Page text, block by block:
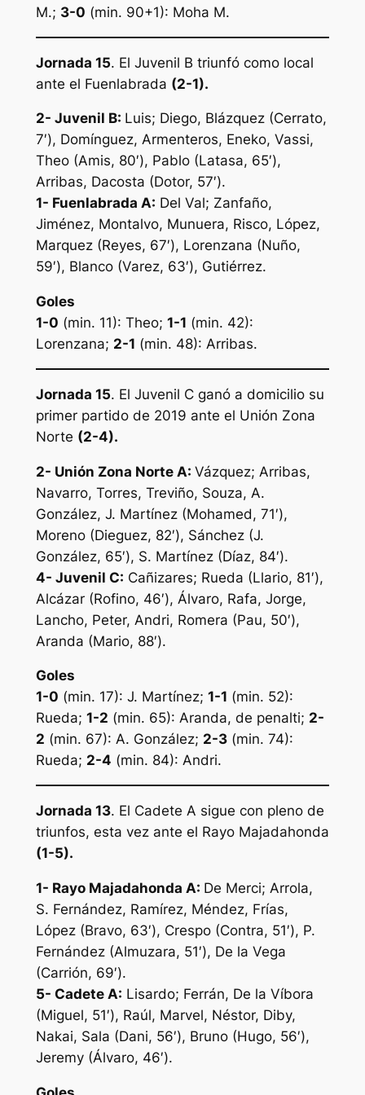
M.; 3-0 (min. 90+1): Moha M.
Jornada 15. El Juvenil B triunfó como local
ante el Fuenlabrada (2-1).
2- Juvenil B: Luis; Diego, Blázquez (Cerrato,
7′), Domínguez, Armenteros, Eneko, Vassi,
Theo (Amis, 80′), Pablo (Latasa, 65′),
Arribas, Dacosta (Dotor, 57′).
1- Fuenlabrada A: Del Val; Zanfaño,
Jiménez, Montalvo, Munuera, Risco, López,
Marquez (Reyes, 67′), Lorenzana (Nuño,
59′), Blanco (Varez, 63′), Gutiérrez.
Goles
1-0 (min. 11): Theo; 1-1 (min. 42):
Lorenzana; 2-1 (min. 48): Arribas.
Jornada 15. El Juvenil C ganó a domicilio su
primer partido de 2019 ante el Unión Zona
Norte (2-4).
2- Unión Zona Norte A: Vázquez; Arribas,
Navarro, Torres, Treviño, Souza, A.
González, J. Martínez (Mohamed, 71′),
Moreno (Dieguez, 82′), Sánchez (J.
González, 65′), S. Martínez (Díaz, 84′).
4- Juvenil C: Cañizares; Rueda (Llario, 81′),
Alcázar (Rofino, 46′), Álvaro, Rafa, Jorge,
Lancho, Peter, Andri, Romera (Pau, 50′),
Aranda (Mario, 88′).
Goles
1-0 (min. 17): J. Martínez; 1-1 (min. 52):
Rueda; 1-2 (min. 65): Aranda, de penalti; 2-
2 (min. 67): A. González; 2-3(min. 74):
Rueda; 2-4 (min. 84): Andri.
Jornada 13. El Cadete A sigue con pleno de
triunfos, esta vez ante el Rayo Majadahonda
(1-5).
1- Rayo Majadahonda A: De Merci; Arrola,
S. Fernández, Ramírez, Méndez, Frías,
López (Bravo, 63′), Crespo (Contra, 51′), P.
Fernández (Almuzara, 51′), De la Vega
(Carrión, 69′).
5- Cadete A: Lisardo; Ferrán, De la Víbora
(Miguel, 51′), Raúl, Marvel, Néstor, Diby,
Nakai, Sala (Dani, 56′), Bruno (Hugo, 56′),
Jeremy (Álvaro, 46′).